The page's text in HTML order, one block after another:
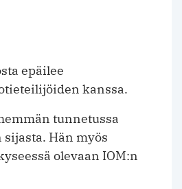
epäilee
kanssa.
tunnetussa
Hän myös
olevaan IOM:n